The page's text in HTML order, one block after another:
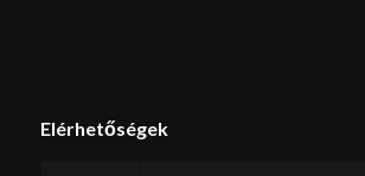
Elérhetőségek